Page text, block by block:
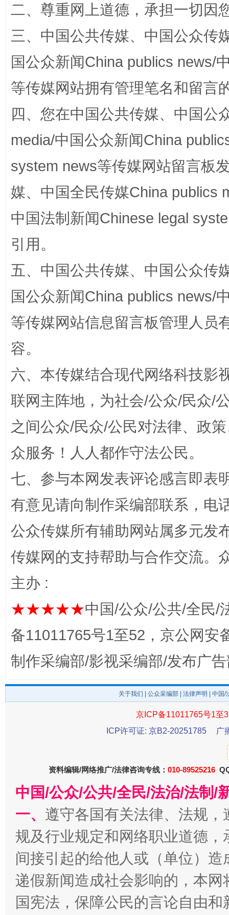
站台名比不上好声名
招工难、用工荒背后
网上购药对药下症？
这是一记警钟！ 谢
在谋一域中谋全局
今
习近平的博鳌关键词
魏明亮
二、尊重网上道德，承担一切因
三、中国公共传媒、中国公众传
国公众新闻China publics news/
等传媒网站拥有管理笔名和留言
四、您在中国公共传媒、中国公
media/中国公众新闻China
system news等传媒网站留言板
媒、中国全民传媒China publics
中国法制新闻Chinese legal
引用。
五、中国公共传媒、中国公众传
国公众新闻China publics news/
等传媒网站信息留言板管理人员
容。
六、本传媒结合现代网络科技影
联网主阵地，为社会/公众/民众/
之间公众/民众/公民对法律、政
众服务！人人都作守法公民。
七、参与本网发表评论感言即表
有意见请向制作采编部联系，电
公众传媒所有辅助网站属多元发
传媒网的支持帮助与合作交流。
主办 :
★★★★★中国/公众/公共/全民/
备11011765号1至52，京公网安
制作采编部/影视采编部/发布广
关于我们 公众采编部 法律声明 | 中国
京ICP备11011765号1至
ICP许可证: 京B2-20251785
广
资料编辑/网络推广/法律咨询专线： 010-89525216
中国/公众/公共/全民/法治/法制/
一、 遵守各国有关法律、法规
规及行业规定和网络职业道德
间接引起的给他人或（单位）
递假新闻造成社会影响的，本
国宪法，保障公民的言论自由